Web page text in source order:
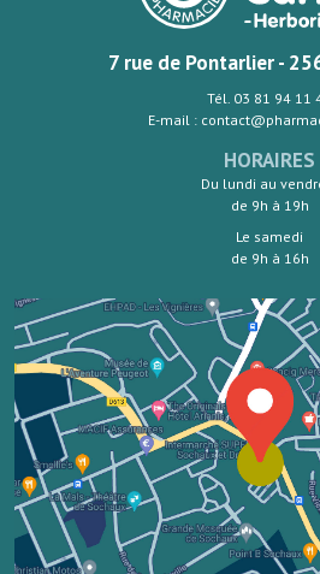
7 rue de Pontarlier -
Tél. 03 81 94 11
E-mail :
HORAIRES
Du lundi au
de 9h à 19h
Le samedi
de 9h à 16h